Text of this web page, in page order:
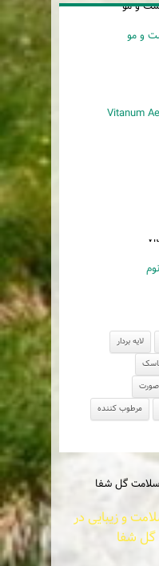
و مو
لایه بردار
مرطوب كننده
و زیبایی در
گل شفا